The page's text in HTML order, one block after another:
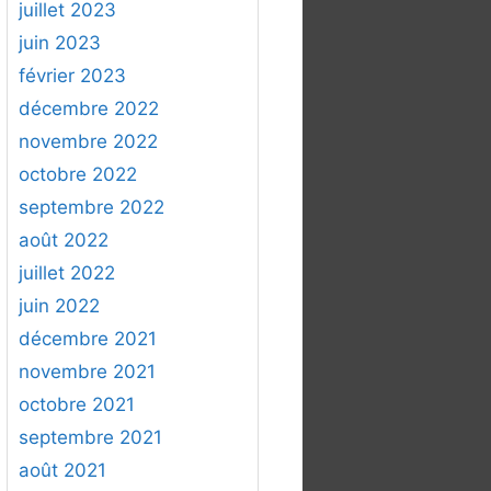
juillet 2023
juin 2023
février 2023
décembre 2022
novembre 2022
octobre 2022
septembre 2022
août 2022
juillet 2022
juin 2022
décembre 2021
novembre 2021
octobre 2021
septembre 2021
août 2021